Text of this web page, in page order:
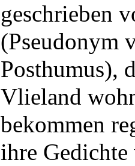
geschrieben
(Pseudonym
Posthumus),
Vlieland
bekommen
ihre Gedichte